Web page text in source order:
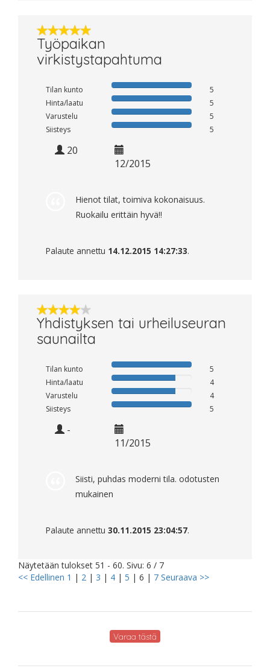
Työpaikan
virkistystapahtuma
Tilan kunto
5
Hinta/laatu
5
Varustelu
5
Siisteys
5
20
12/2015
Hienot tilat, toimiva kokonaisuus.
Ruokailu erittäin hyvä!!
Palaute annettu 14.12.2015 14:27:33.
Yhdistyksen tai urheiluseuran
saunailta
Tilan kunto
5
Hinta/laatu
4
Varustelu
4
Siisteys
5
-
11/2015
Siisti, puhdas moderni tila. odotusten
mukainen
Palaute annettu 30.11.2015 23:04:57.
Näytetään tulokset 51 - 60. Sivu: 6 / 7
<< Edellinen 1 | 2 | 3 | 4 | 5 | 6 | 7 Seuraava >>
Varaa tästä